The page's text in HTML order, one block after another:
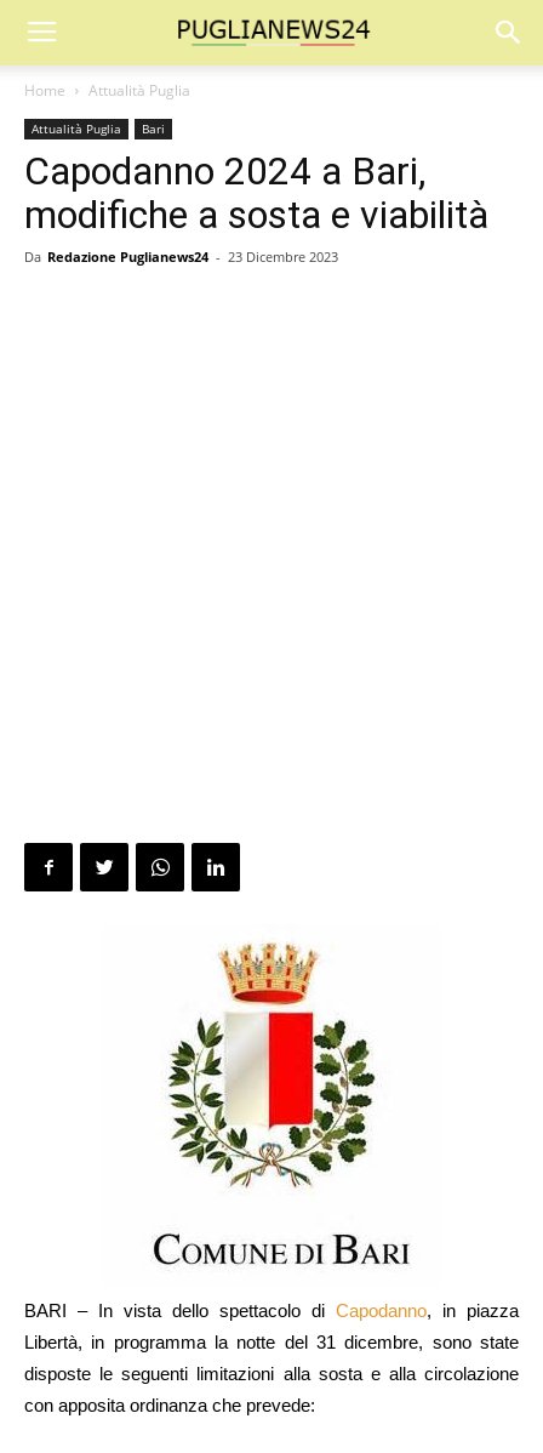
Home Attualità Puglia
Attualità Puglia Bari
Capodanno 2024 a Bari,
modifiche a sosta e viabilità
Da Redazione Puglianews24 - 23 Dicembre 2023
BARI – In vista dello spettacolo di Capodanno, in piazza
Libertà, in programma la notte del 31 dicembre, sono state
disposte le seguenti limitazioni alla sosta e alla circolazione
con apposita ordinanza che prevede: